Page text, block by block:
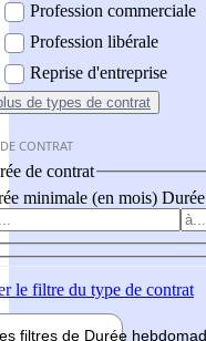
Profession commerciale
Profession libérale
Reprise d'entreprise
de types de contrat
CONTRAT
de contrat
minimale (en mois)
le filtre du type de contrat
filtres de Durée hebdo